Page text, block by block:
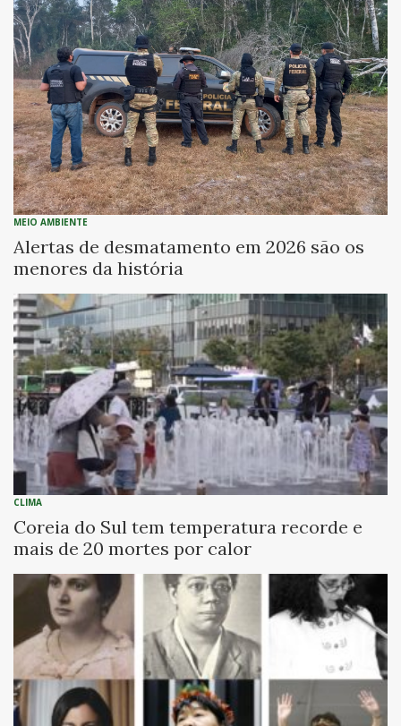
MEIO AMBIENTE
Alertas de desmatamento em 2026 são os
menores da história
CLIMA
Coreia do Sul tem temperatura recorde e
mais de 20 mortes por calor